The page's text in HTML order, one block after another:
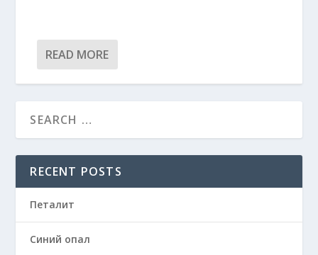
READ MORE
RECENT POSTS
Петалит
Синий опал